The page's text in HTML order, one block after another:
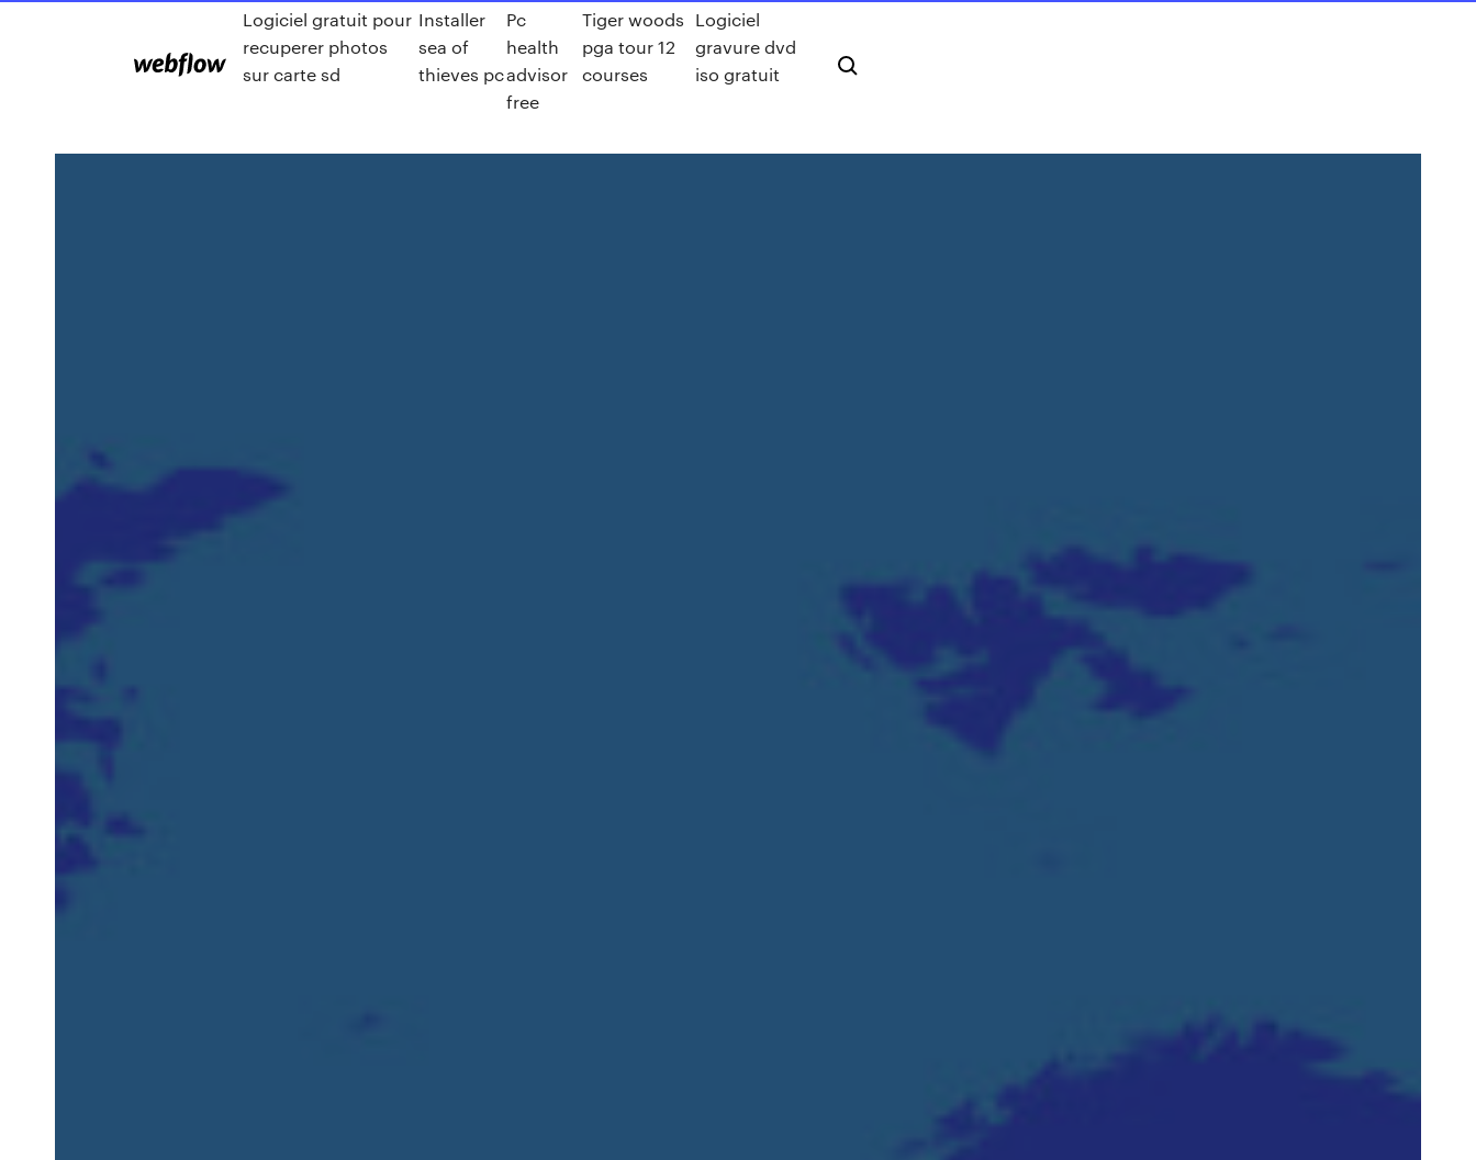
Logiciel gratuit pour
recuperer photos
sur carte sd
Installer
sea of
thieves pc
Pc
health
advisor
free
Tiger woods
pga tour 12
courses
Logiciel
gravure dvd
iso gratuit